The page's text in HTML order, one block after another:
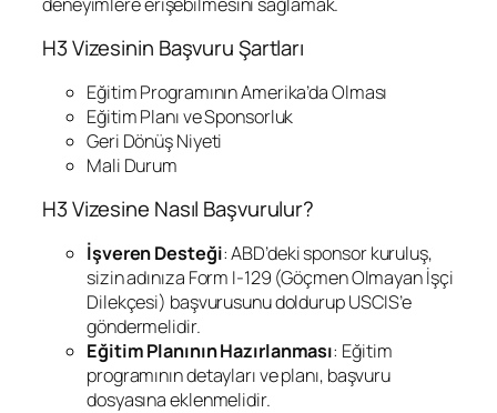
H3 Vizesinin Başvuru Şartları
Eğitim Programının Amerika’da Olması
Eğitim Planı ve Sponsorluk
Geri Dönüş Niyeti
Mali Durum
H3 Vizesine Nasıl Başvurulur?
İşveren Desteği: ABD’deki sponsor kuruluş,
sizin adınıza Form I-129 (Göçmen Olmayan İşçi
Dilekçesi) başvurusunu doldurup USCIS’e
göndermelidir.
Eğitim Planının Hazırlanması: Eğitim
programının detayları ve planı, başvuru
dosyasına eklenmelidir.